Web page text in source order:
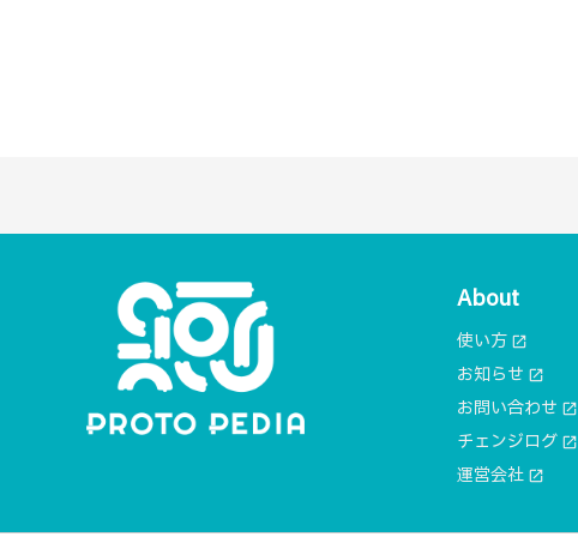
About
使い方 open_in_new
お知らせ open_in_new
お問い合わせ open_in_new
チェンジログ open_in_new
運営会社 open_in_new